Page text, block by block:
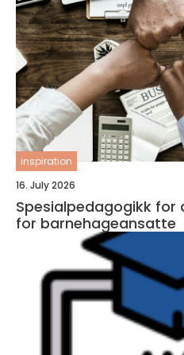
inspiration
16. July 2026
Spesialpedagogikk for
for barnehageansatte